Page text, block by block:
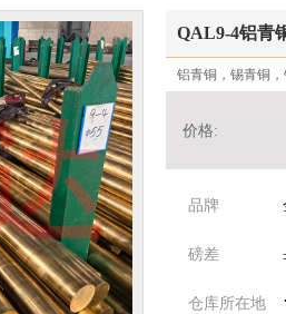
QAL9-4铝青
铝青铜，锡青铜
价格:
品牌
磅差
仓库所在地